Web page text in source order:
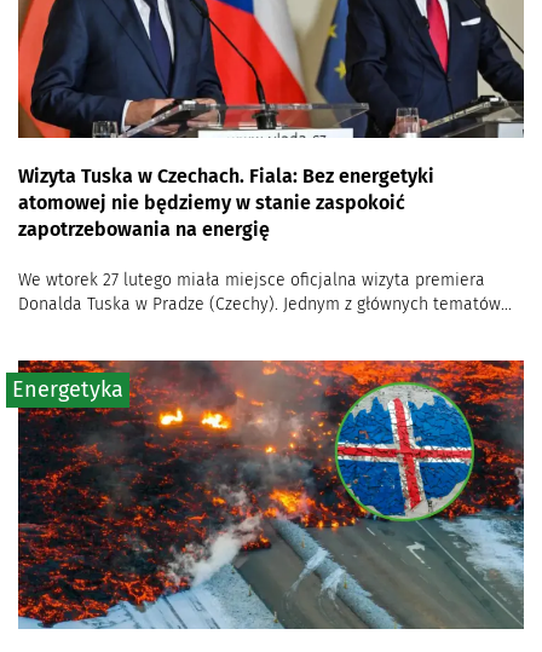
Wizyta Tuska w Czechach. Fiala: Bez energetyki
atomowej nie będziemy w stanie zaspokoić
zapotrzebowania na energię
We wtorek 27 lutego miała miejsce oficjalna wizyta premiera
Donalda Tuska w Pradze (Czechy). Jednym z głównych tematów...
Energetyka